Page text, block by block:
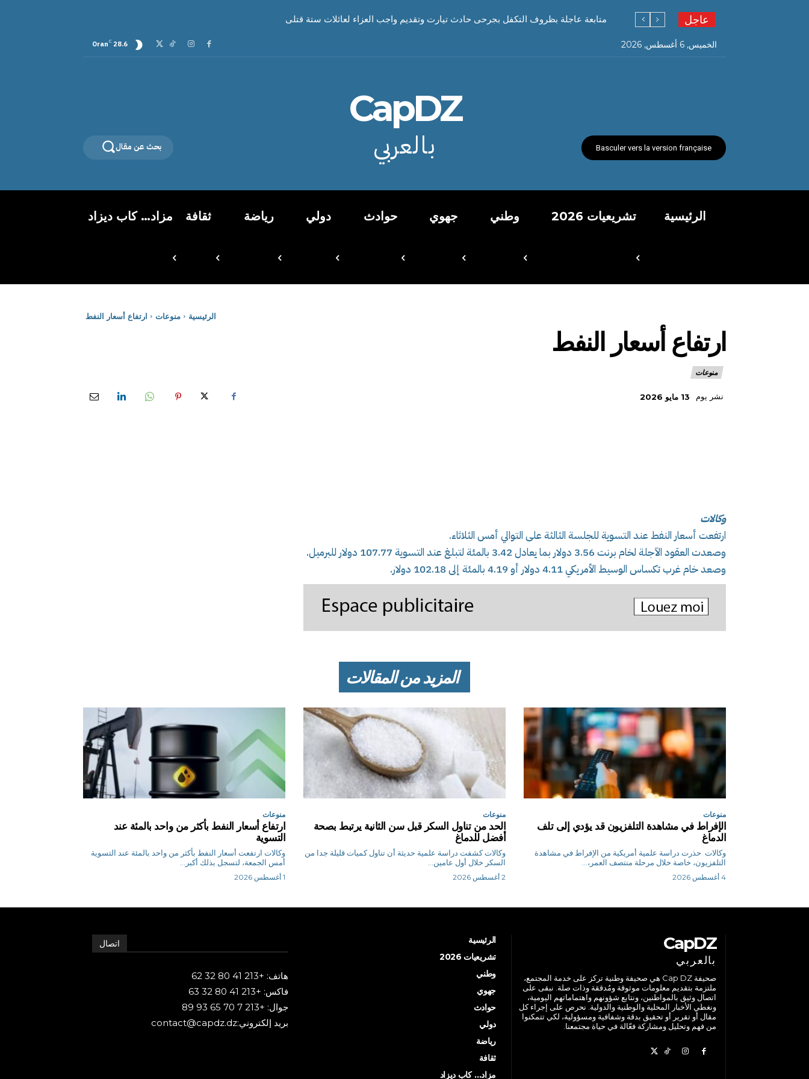
عاجل متابعة عاجلة بظروف التكفل بجرحى حادث تيارت وتقديم واجب العزاء لعائلات ستة قتلى
الخميس, 6 أغسطس, 2026 28.6
C
Oran
Basculer vers la version française
CapDZ
بالعربي بحث عن مقال
الرئيسية تشريعيات 2026 وطني جهوي حوادث دولي رياضة ثقافة مزاد… كاب ديزاد
الرئيسية منوعات ارتفاع أسعار النفط
ارتفاع أسعار النفط
منوعات
نشر يوم 13 مايو 2026
وكالات
ارتفعت أسعار النفط عند التسوية ‌للجلسة الثالثة على التوالي أمس الثلاثاء.
وصعدت العقود الآجلة لخام برنت 3.56 دولار بما يعادل ‌3.42 بالمئة لتبلغ عند التسوية 107.77 دولار للبرميل.
وصعد خام غرب تكساس الوسيط الأمريكي 4.11 دولار أو 4.19 بالمئة إلى 102.18 دولار.
المزيد من المقالات
منوعات
الإفراط في مشاهدة التلفزيون قد يؤدي إلى تلف
الدماغ
وكالات حذرت دراسة علمية أمريكية من الإفراط في مشاهدة
التلفزيون، خاصة خلال مرحلة منتصف العمر،...
4 أغسطس 2026
منوعات
الحد من تناول السكر قبل سن الثانية يرتبط بصحة
أفضل للدماغ
وكالات كشفت دراسة علمية حديثة أن تناول كميات قليلة جدا من
السكر خلال أول عامين...
2 أغسطس 2026
منوعات
ارتفاع أسعار النفط بأكثر من واحد بالمئة عند
التسوية
وكالات ارتفعت أسعار ‌النفط بأكثر من واحد بالمئة عند التسوية
أمس الجمعة، لتسجل بذلك أكبر...
1 أغسطس 2026
CapDZ
بالعربي
صحيفة Cap DZ هي صحيفة وطنية تركز على خدمة المجتمع،
ملتزمة بتقديم معلومات موثوقة ومُدققة وذات صلة. نبقى على
اتصال وثيق بالمواطنين، ونتابع شؤونهم واهتماماتهم اليومية،
ونغطي الأخبار المحلية والوطنية والدولية. نحرص على إجراء كل
مقال أو تقرير أو تحقيق بدقة وشفافية ومسؤولية، لكي تتمكنوا
من فهم وتحليل ومشاركة فعّالة في حياة مجتمعنا.
الرئيسية
تشريعيات 2026
وطني
جهوي
حوادث
دولي
رياضة
ثقافة
مزاد… كاب ديزاد
اتصال
هاتف: +213 41 80 32 62
فاكس: +213 41 80 32 63
جوال: +213 7 70 65 93 89
بريد إلكتروني:contact@capdz.dz